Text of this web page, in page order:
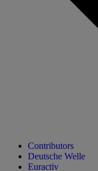
Contributors
Deutsche Welle
Euractiv